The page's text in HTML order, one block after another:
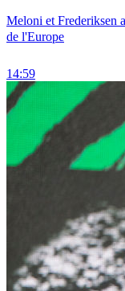
Meloni et Frederiksen
de l'Europe
14:59